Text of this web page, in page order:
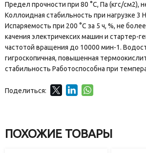
Предел прочности при 80 °С, Па (кгс/см2),
Коллоидная стабильность при нагрузке 3
Испаряемость при 200 °С за 5 ч, %, не
качения электричексих машин и стартер-
частотой вращения до 10000 мин-1.
гигроскопичная, повышенная
стабильность Работоспособна при
Поделиться:
ПОХОЖИЕ ТОВАРЫ